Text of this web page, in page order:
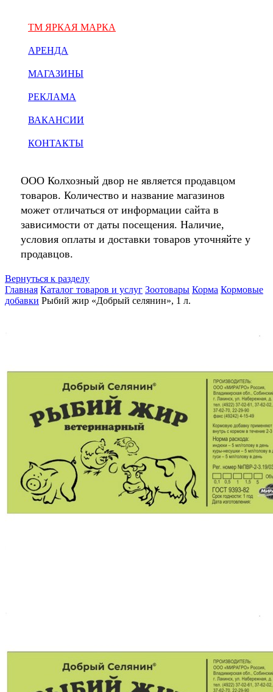
ТМ ЯРКАЯ МАРКА
АРЕНДА
МАГАЗИНЫ
РЕКЛАМА
ВАКАНСИИ
КОНТАКТЫ
ООО Колхозный двор не является продавцом
товаров. Количество и название магазинов
может отличаться от информации сайта в
зависимости от даты посещения. Наличие,
условия оплаты и доставки товаров уточняйте у
продавцов.
Вернуться к разделу
Главная Каталог товаров и услуг Зоотовары Корма Кормовые
добавки Рыбий жир «Добрый селянин», 1 л.